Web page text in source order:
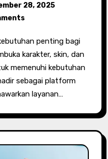
28, 2025
karakter, skin, dan
memenuhi kebutuhan
sebagai platform
layanan…